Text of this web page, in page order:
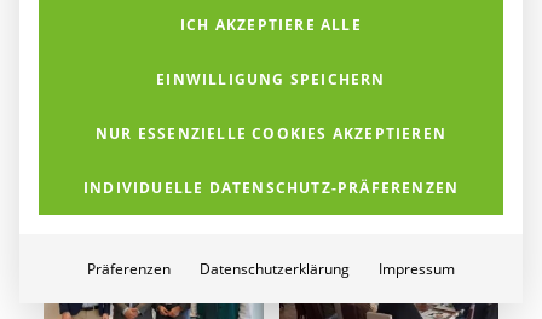
gerne dabei sein?
networks.de und wir halten Sie gerne auf dem Laufenden.
ICH AKZEPTIERE ALLE
EINWILLIGUNG SPEICHERN
NUR ESSENZIELLE COOKIES AKZEPTIEREN
INDIVIDUELLE DATENSCHUTZ-PRÄFERENZEN
Präferenzen Datenschutzerklärung Impressum